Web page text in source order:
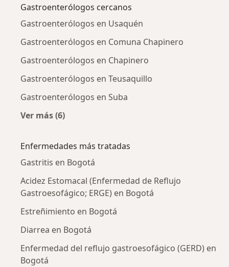
Gastroenterólogos cercanos
Gastroenterólogos en Usaquén
Gastroenterólogos en Comuna Chapinero
Gastroenterólogos en Chapinero
Gastroenterólogos en Teusaquillo
Gastroenterólogos en Suba
Ver más (6)
Enfermedades más tratadas
Gastritis en Bogotá
Acidez Estomacal (Enfermedad de Reflujo
Gastroesofágico; ERGE) en Bogotá
Estreñimiento en Bogotá
Diarrea en Bogotá
Enfermedad del reflujo gastroesofágico (GERD) en
Bogotá